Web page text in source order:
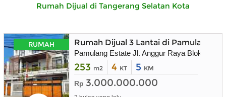
Rumah Dijual di Tangerang Selatan Kota
RUMAH Rumah Dijual 3 Lantai di Pamulang
Pamulang Estate Jl. Anggur Raya Blok I3
253 m2 4 KT 5 KM
Rp 3.000.000.000